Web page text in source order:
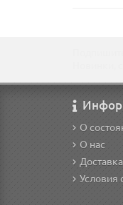
О
О нас
Условия